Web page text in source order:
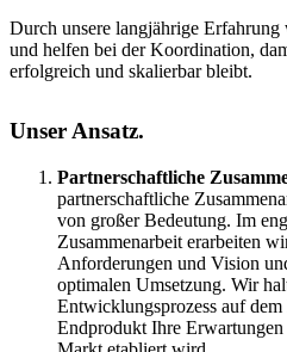
Durch unsere langjährige
und helfen bei der Koordination,
erfolgreich und skalierbar bleibt.
Unser Ansatz.
Partnerschaftliche
partnerschaftliche
von großer Bedeutung. Im
Zusammenarbeit erarbeiten
Anforderungen und Vision
optimalen Umsetzung. Wir
Entwicklungsprozess auf
Endprodukt Ihre